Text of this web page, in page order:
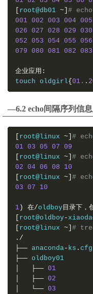
[ root@db01 ~] #
001 002 003 004 005
026 027 028 029 030
052 053 054 055 056
079 080 081 082 083
企业应用:
touch oldgirl{01. .
—6.2 echo间隔序列信
[ root@linux ~] #
01 03 05 07 09
[ root@linux ~] #
02 04 06 08
10
[ root@linux ~] #
03 07 10
1) 在/oldboy目录下，
[ root@oldboy-
[ root@linux ~] #
./
├── anaconda- ks .
├──
├── 01
├── 02
└── 03